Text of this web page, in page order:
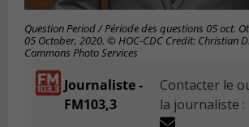
Question Period / Période des questions 05 oct.
05 October, 2020. © HOC-CDC Credit: Christian
Commons Photo Services
Journaliste -
FM103,3
Contacter le
la journaliste :